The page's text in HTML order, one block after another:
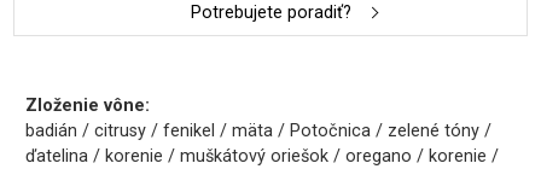
Potrebujete poradiť?
Zloženie vône:
badián / citrusy / fenikel / mäta / Potočnica / zelené tóny /
ďatelina / korenie / muškátový oriešok / oregano / korenie /